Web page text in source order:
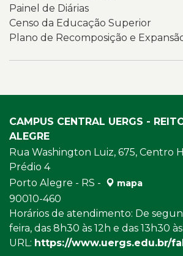
Painel de Diárias
Censo da Educação Superior
Plano de Recomposição e
CAMPUS CENTRAL UERGS -
ALEGRE
Rua Washington Luiz, 675, Centro
Prédio 4
Porto Alegre - RS -
mapa
90010-460
Horários de atendimento: De
feira, das 8h30 às 12h e das 13h30
URL: https://www.uergs.edu.br/